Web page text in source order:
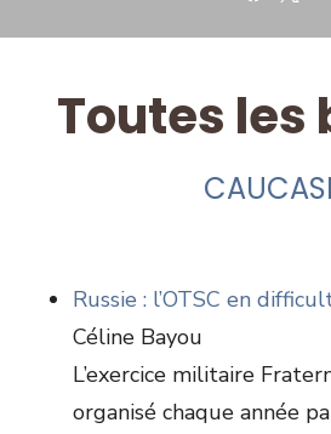
Toutes les
Russie : l’OTSC en
Céline Bayou
L’exercice militaire
organisé chaque année